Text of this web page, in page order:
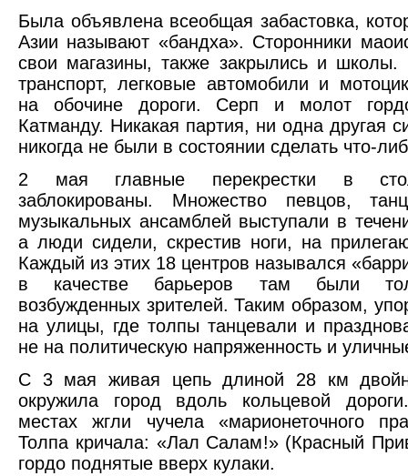
Была объявлена всеобщая забастовка,
Азии называют «бандха». Сторонники
свои магазины, также закрылись и школы.
транспорт, легковые автомобили и
на обочине дороги. Серп и молот
Катманду. Никакая партия, ни одна другая
никогда не были в состоянии сделать что-
2 мая главные перекрестки в
заблокированы. Множество певцов,
музыкальных ансамблей выступали в
а люди сидели, скрестив ноги, на
Каждый из этих 18 центров назывался
в качестве барьеров там были
возбужденных зрителей. Таким образом,
на улицы, где толпы танцевали и
не на политическую напряженность и
С 3 мая живая цепь длиной 28 км
окружила город вдоль кольцевой
местах жгли чучела «марионеточного
Толпа кричала: «Лал Салам!» (Красный
гордо поднятые вверх кулаки.